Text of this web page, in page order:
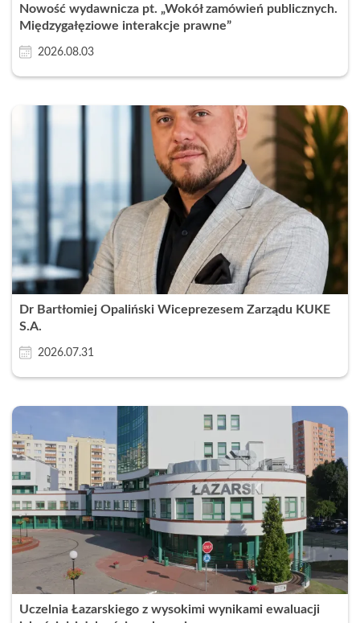
Nowość wydawnicza pt. „Wokół zamówień publicznych.
Międzygałęziowe interakcje prawne”
2026.08.03
Dr Bartłomiej Opaliński Wiceprezesem Zarządu KUKE
S.A.
2026.07.31
Uczelnia Łazarskiego z wysokimi wynikami ewaluacji